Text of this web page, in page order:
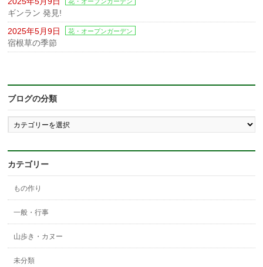
ギンラン 発見!
2025年5月9日
花・オープンガーデン
宿根草の季節
ブログの分類
ブ
ロ
類
カテゴリー
もの作り
一般・行事
山歩き・カヌー
未分類